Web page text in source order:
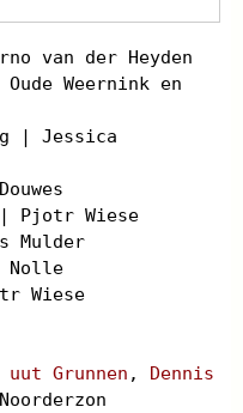
van der Heyden
Weernink en
| Jessica
Pjotr Wiese
Mulder
Nolle
Wiese
uut Grunnen , Dennis